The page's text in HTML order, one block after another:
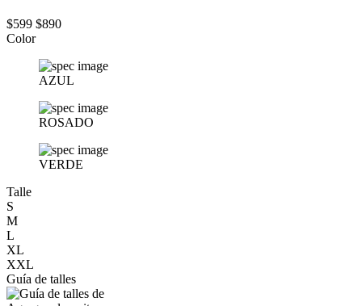
$599 $890
Color
AZUL
ROSADO
VERDE
Talle
S
M
L
XL
XXL
Guía de talles